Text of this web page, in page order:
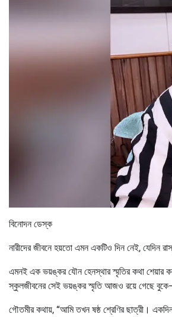
বিনোদন ডেস্ক
নারীদের জীবনে হয়তো এমন একটিও দিন নেই, যেদিন
এমনই এক ভয়ঙ্কর যৌন হেনস্থার স্মৃতির কথা শেয়ার
স্কুলজীবনের সেই ভয়ঙ্কর স্মৃতি আজও রয়ে গেছে
গৌতমীর কথায়, “আমি তখন ষষ্ঠ শ্রেণির ছাত্রী।